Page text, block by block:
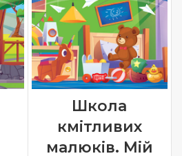
Школа
кмітливих
малюків. Мій